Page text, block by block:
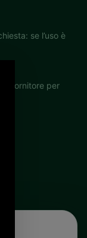
se l’uso è
fornitore per